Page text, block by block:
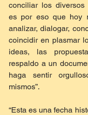
conciliar los
es por eso que hoy
analizar, dialogar,
coincidir en plasmar
ideas, las
respaldo a un
haga sentir
mismos”.
“Esta es una fecha